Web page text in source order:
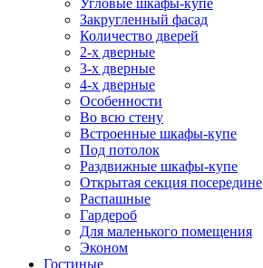
Угловые шкафы-купе
Закругленный фасад
Количество дверей
2-х дверные
3-х дверные
4-х дверные
Особенности
Во всю стену
Встроенные шкафы-купе
Под потолок
Раздвижные шкафы-купе
Открытая секция посередине
Распашные
Гардероб
Для маленького помещения
Эконом
Гостиные